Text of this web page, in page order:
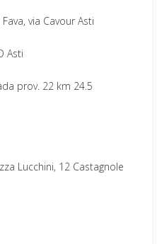
via Cavour Asti
Asti
prov. 22 km 24.5
Lucchini, 12 Castagnole